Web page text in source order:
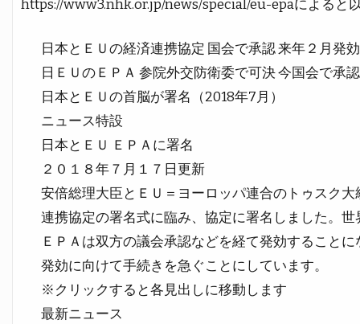
https://www3.nhk.or.jp/news/special/eu-epaによると
日本とＥＵの経済連携協定 国会で承認 来年２月発
日ＥＵのＥＰＡ 参院外交防衛委で可決 今国会で承
日本とＥＵの首脳が署名（2018年7月）
ニュース特設
日本とＥＵ ＥＰＡに署名
２０１８年７月１７日更新
安倍総理大臣とＥＵ＝ヨーロッパ連合のトゥスク
連携協定の署名式に臨み、協定に署名しました。
ＥＰＡは双方の議会承認などを経て発効すること
発効に向けて手続きを急ぐことにしています。
※クリックすると各見出しに移動します
最新ニュース